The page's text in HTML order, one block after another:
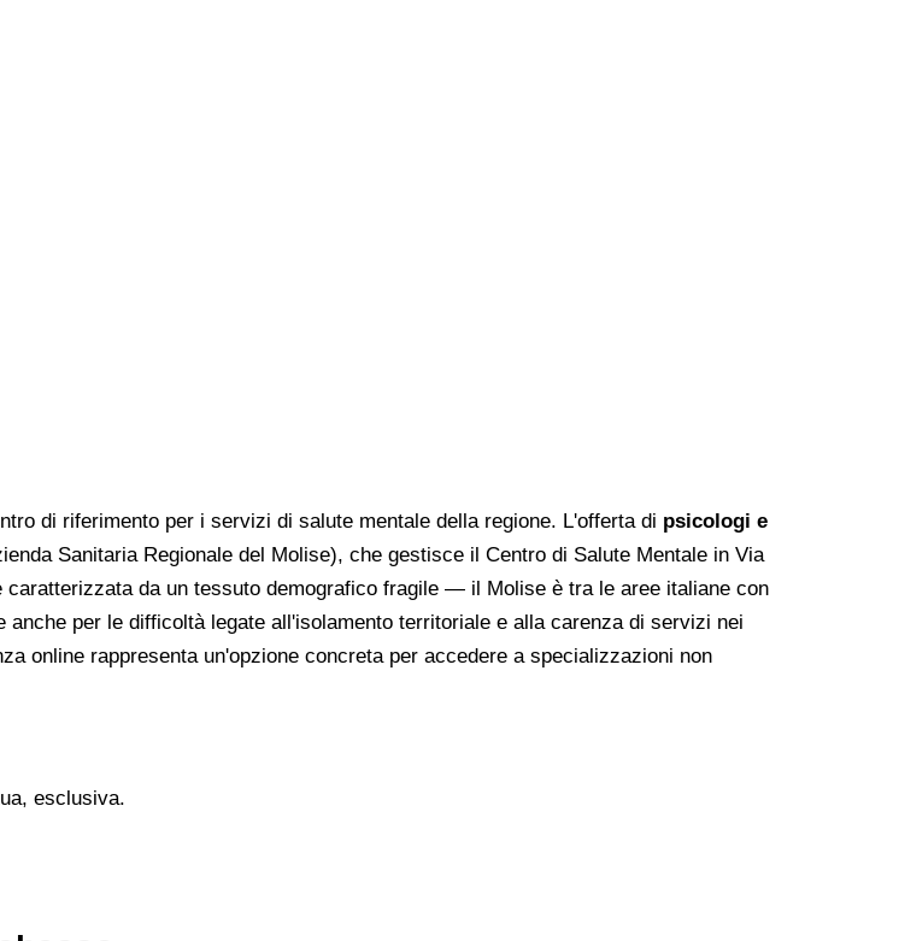
di riferimento per i servizi di salute mentale della regione. L'offerta di psicologi e
Sanitaria Regionale del Molise), che gestisce il Centro di Salute Mentale in Via
da un tessuto demografico fragile — il Molise è tra le aree italiane con
per le difficoltà legate all'isolamento territoriale e alla carenza di servizi nei
online rappresenta un'opzione concreta per accedere a specializzazioni non
esclusiva.